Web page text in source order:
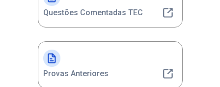
Questões Comentadas TEC
Provas Anteriores